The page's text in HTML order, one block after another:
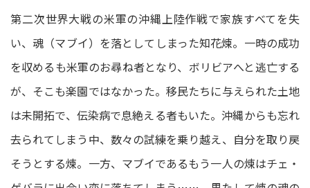
第二次世界大戦の米軍の沖縄上陸作戦で家族すべてを失
い、魂（マブイ）を落としてしまった知花煉。一時の成功
を収めるも米軍のお尋ね者となり、ボリビアへと逃亡する
が、そこも楽園ではなかった。移民たちに与えられた土地
は未開拓で、伝染病で息絶える者もいた。沖縄からも忘れ
去られてしまう中、数々の試練を乗り越え、自分を取り戻
そうとする煉。一方、マブイであるもう一人の煉はチェ・